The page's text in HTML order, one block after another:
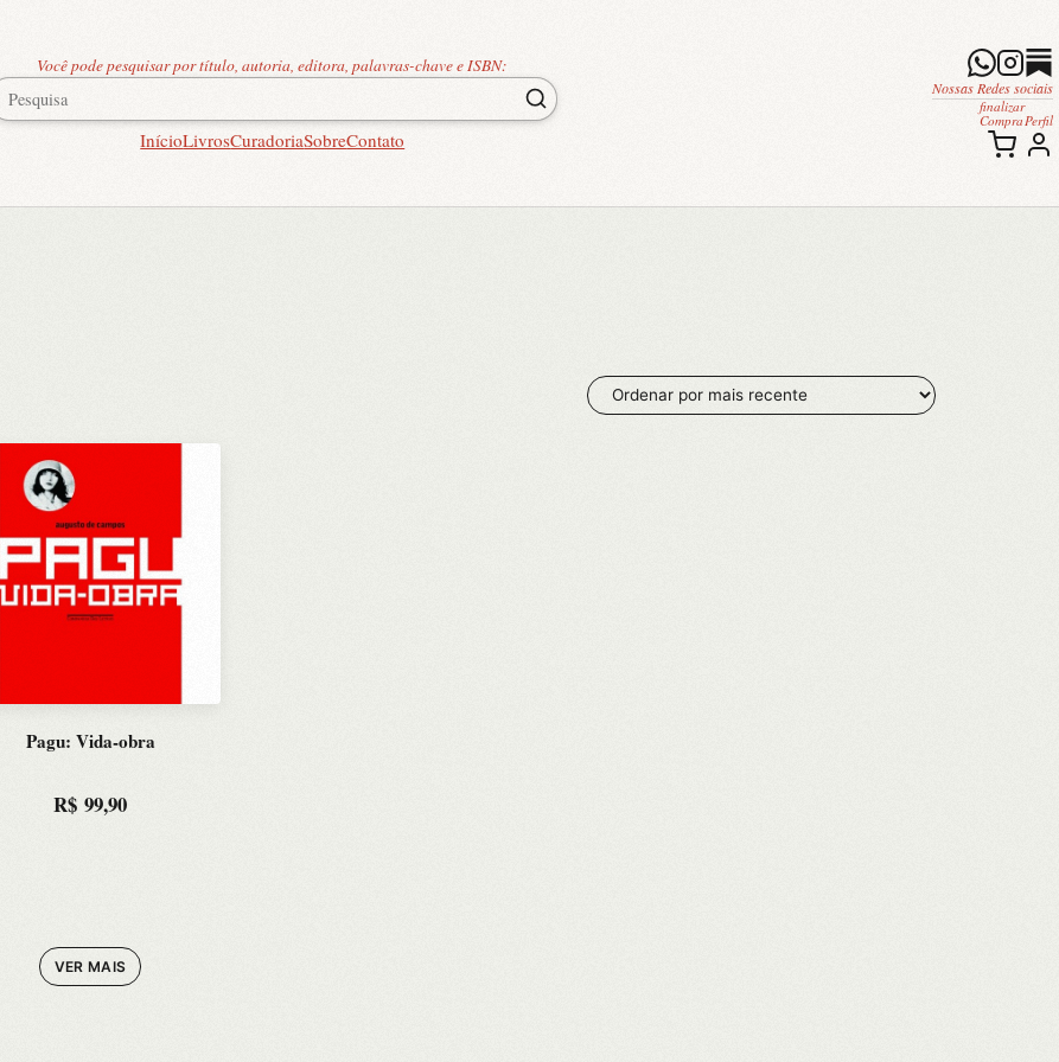
Você pode pesquisar por título, autoria, editora, palavras-chave e ISBN:
InícioLivrosCuradoriaSobreContato
Nossas Redes sociais
finalizar
Compra Perfil
Pagu: Vida-obra
R$ 99,90
VER MAIS